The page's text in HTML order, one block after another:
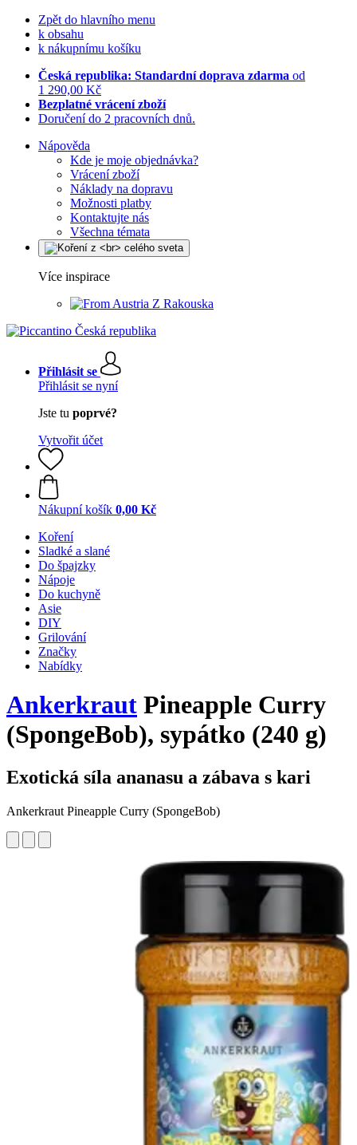
Zpět do hlavního menu
k obsahu
k nákupnímu košíku
Česká republika: Standardní doprava zdarma od
1 290,00 Kč
Bezplatné vrácení zboží
Doručení do 2 pracovních dnů.
Nápověda
Kde je moje objednávka?
Vrácení zboží
Náklady na dopravu
Možnosti platby
Kontaktujte nás
Všechna témata
Více inspirace
Z Rakouska
Přihlásit se
Přihlásit se nyní
Jste tu poprvé?
Vytvořit účet
Nákupní košík 0,00 Kč
Koření
Sladké a slané
Do špajzky
Nápoje
Do kuchyně
Asie
DIY
Grilování
Značky
Nabídky
Ankerkraut Pineapple Curry
(SpongeBob), sypátko (240 g)
Exotická síla ananasu a zábava s kari
Ankerkraut Pineapple Curry (SpongeBob)